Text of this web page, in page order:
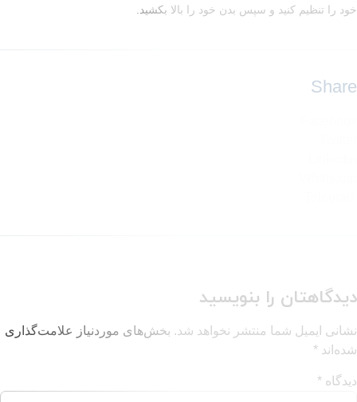
و سپس بدن خود را بالا بکشید.
بنویسید
منتشر نخواهد شد. بخش‌های موردنیاز علامت‌گذاری